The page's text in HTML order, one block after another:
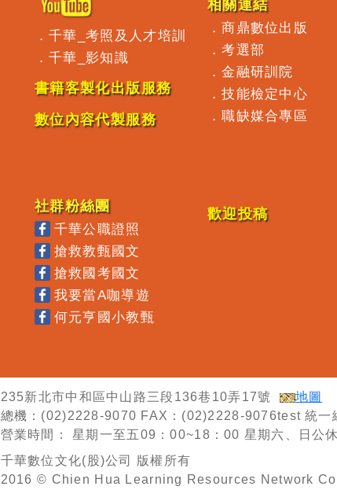
．千華_考照及人才培訓
．千華_影知識
書籍客製化出版服務
數位內容代製服務
相關連結
．商鼎數位出版
．考選部
．金融研訓院
．技能檢定中心
．職缺媒合專區
社群粉絲團
千華公職證照
搶救教甄國文
搶救國考國文
我要當A咖導遊
何元亨國小教甄
歡迎投稿
235新北市中和區中山路三段136巷10弄17號
地圖
總機：(02)2228-9070 FAX：(02)2228-9076test 統一
營業時間：
星期一至五09：00~18：00 星期六、日公休
千華數位文化(股)公司 版權所有
2016 © Chien Hua Learning Resources Network